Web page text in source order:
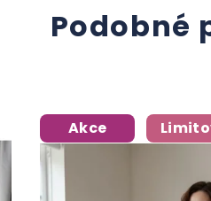
Podobné
Akce